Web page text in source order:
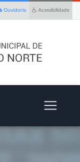
Acessibilidade
Ouvidoria